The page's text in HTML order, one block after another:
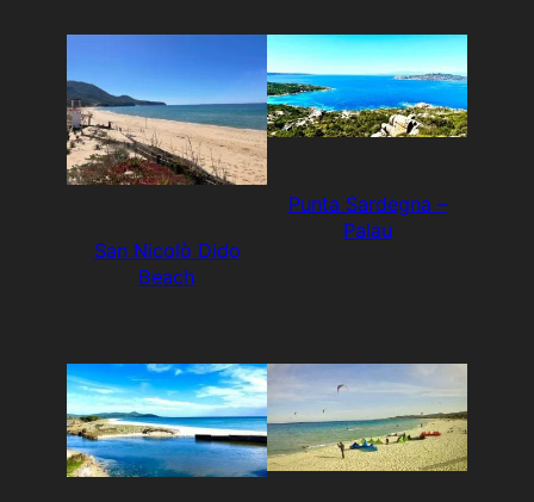
San Nicolò Dido
Beach
Punta Sardegna –
Palau